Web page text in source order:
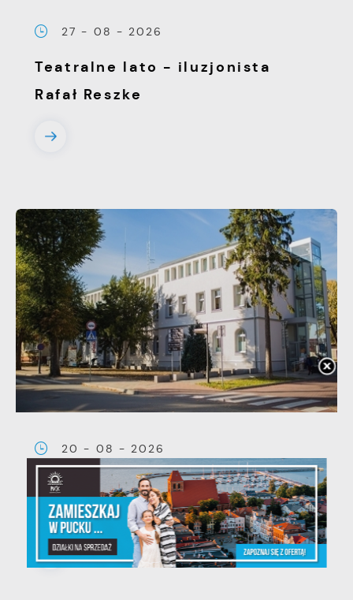
27 - 08 - 2026
Teatralne lato - iluzjonista
Rafał Reszke
20 - 08 - 2026
Teatralne lato - Zdrowo i
kolorowo
komunikatów mediów społecznościowych.